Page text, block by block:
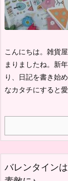
こんにちは。雑貨
まりましたね。 新
り、日記を書き始
なカタチにすると
バレンタイン